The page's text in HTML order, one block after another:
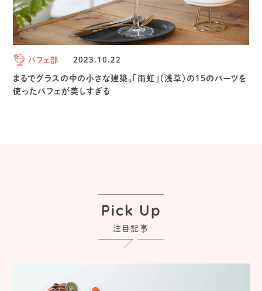
パフェ部 2023.10.22
まるでグラスの中の小さな建築。「雨虹」（浅草）の15のパーツを
使ったパフェが美しすぎる
Pick Up
注目記事